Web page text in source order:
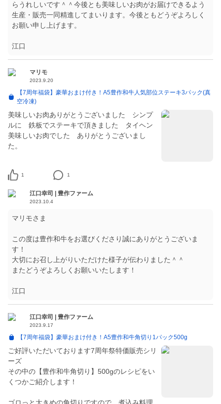
らうれしいです＾＾今後とも美味しいお肉がお届けできるよう
生産・販売一同精進してまいります。今後ともどうぞよろしく
お願い申し上げます。
江口
マリモ
2023.9.20
【7周年福袋】豪華おまけ付き！A5豊作和牛人気部位ステーキ3パック(真
空冷凍)
美味しいお肉ありがとうございました シンプ
ルに 鉄板でステーキで頂きました タイヘン
美味しいお肉でした ありがとうございまし
た。
1 1
江口幸司 | 豊作ファーム
2023.10.4
マリモさま
この度は豊作和牛をお選びくださり誠にありがとうございま
す！
大切にお召し上がりいただけた様子が伝わりました＾＾
またどうぞよろしくお願いいたします！
江口幸司 | 豊作ファーム
2023.9.17
【7周年福袋】豪華おまけ付き！A5豊作和牛角切り1パック500g
ご好評いただいております7周年祭特価販売シリ
ーズ
その中の【豊作和牛角切り】500gのレシピをい
くつかご紹介します！